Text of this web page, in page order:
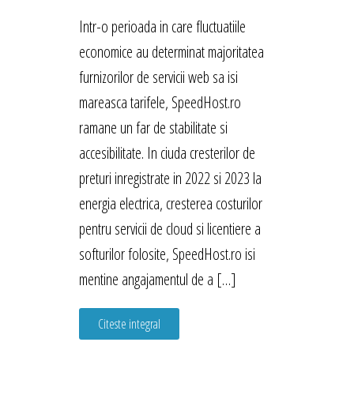
Intr-o perioada in care fluctuatiile
economice au determinat majoritatea
furnizorilor de servicii web sa isi
mareasca tarifele, SpeedHost.ro
ramane un far de stabilitate si
accesibilitate. In ciuda cresterilor de
preturi inregistrate in 2022 si 2023 la
energia electrica, cresterea costurilor
pentru servicii de cloud si licentiere a
softurilor folosite, SpeedHost.ro isi
mentine angajamentul de a […]
Citeste integral